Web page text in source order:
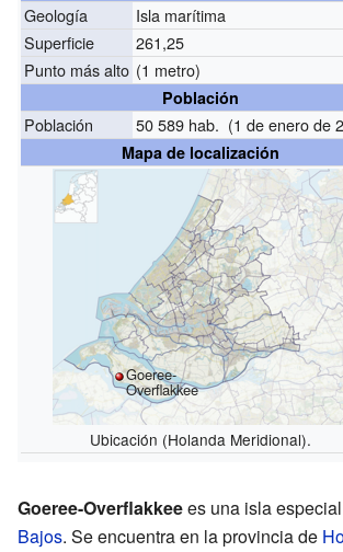
Geología
Isla marítima
Superficie
261,25
Punto más alto (1 metro)
Población
Población 50 589 hab. (1 de enero de
Mapa de localización
Goeree-
Overflakkee
Ubicación (Holanda Meridional).
Goeree-Overflakkeees una isla
Bajos. Se encuentra en la provincia de